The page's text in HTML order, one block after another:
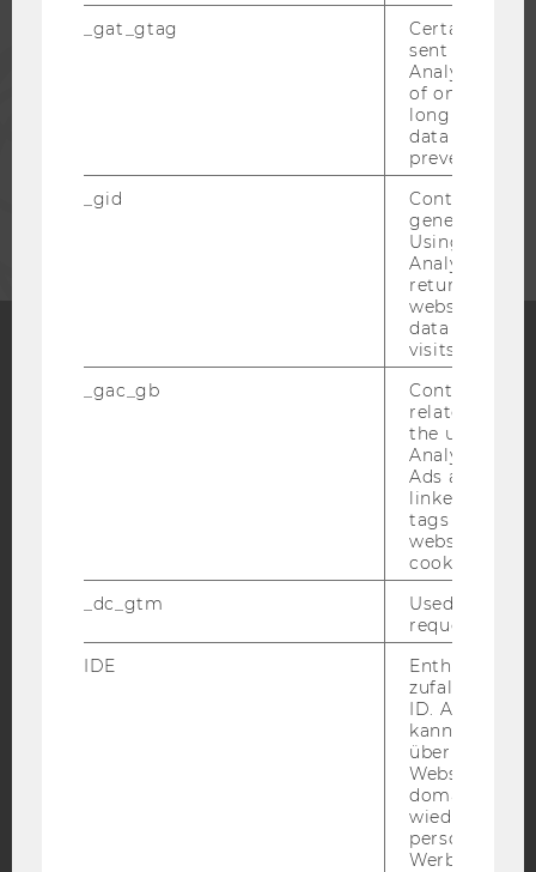
UNTERNEHMEN
Blog
Bluesky
BARRIEREFREIHEITSERKLÄRUNG WEBSEITE
DATENSCHUTZERKLÄRUNG SOCIAL MEDIA
STUDIENBEWERBER*INNEN UND STUDIERENDE
_gat_gtag
Certain data
sent to
Analytics a
of once per
long as it is
data
prevented.
_gid
Contains a
generated
Using this
Analytics can
returning
website and
data from
visits.
_gac_gb
Contains
related
the user. If
Analytics and
Ads accounts
linked, the
tags on the
website read
cookie.
_dc_gtm
Used to
request rate.
IDE
Enthält eine
ID. Anhand
kann Google
über
Websites
Werbung